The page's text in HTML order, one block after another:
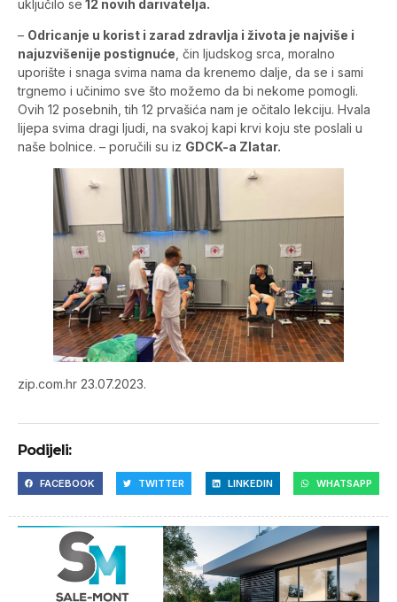
uključilo se 12 novih darivatelja.
– Odricanje u korist i zarad zdravlja i života je najviše i
najuzvišenije postignuće , čin ljudskog srca, moralno
uporište i snaga svima nama da krenemo dalje, da se i sami
trgnemo i učinimo sve što možemo da bi nekome pomogli.
Ovih 12 posebnih, tih 12 prvašića nam je očitalo lekciju. Hvala
lijepa svima dragi ljudi, na svakoj kapi krvi koju ste poslali u
naše bolnice. – poručili su iz GDCK-a Zlatar.
zip.com.hr 23.07.2023.
Podijeli:
FACEBOOK TWITTER LINKEDIN WHATSAPP